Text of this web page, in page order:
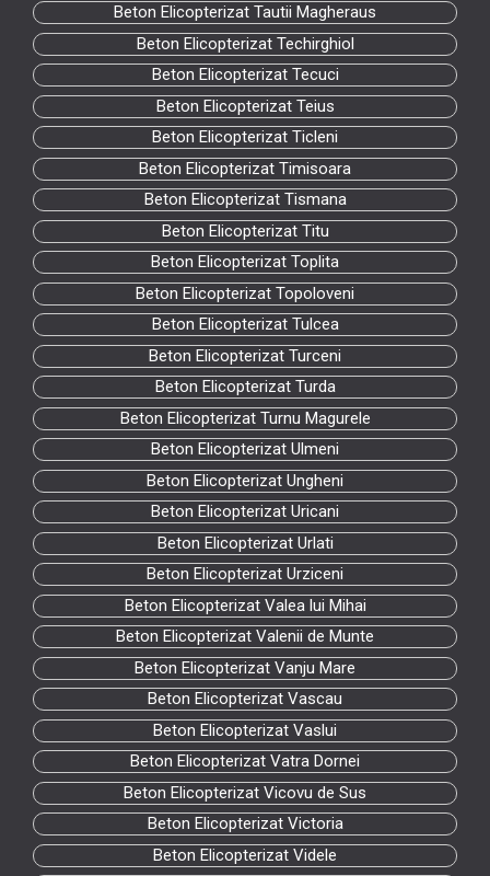
Beton Elicopterizat Tautii Magheraus
Beton Elicopterizat Techirghiol
Beton Elicopterizat Tecuci
Beton Elicopterizat Teius
Beton Elicopterizat Ticleni
Beton Elicopterizat Timisoara
Beton Elicopterizat Tismana
Beton Elicopterizat Titu
Beton Elicopterizat Toplita
Beton Elicopterizat Topoloveni
Beton Elicopterizat Tulcea
Beton Elicopterizat Turceni
Beton Elicopterizat Turda
Beton Elicopterizat Turnu Magurele
Beton Elicopterizat Ulmeni
Beton Elicopterizat Ungheni
Beton Elicopterizat Uricani
Beton Elicopterizat Urlati
Beton Elicopterizat Urziceni
Beton Elicopterizat Valea lui Mihai
Beton Elicopterizat Valenii de Munte
Beton Elicopterizat Vanju Mare
Beton Elicopterizat Vascau
Beton Elicopterizat Vaslui
Beton Elicopterizat Vatra Dornei
Beton Elicopterizat Vicovu de Sus
Beton Elicopterizat Victoria
Beton Elicopterizat Videle